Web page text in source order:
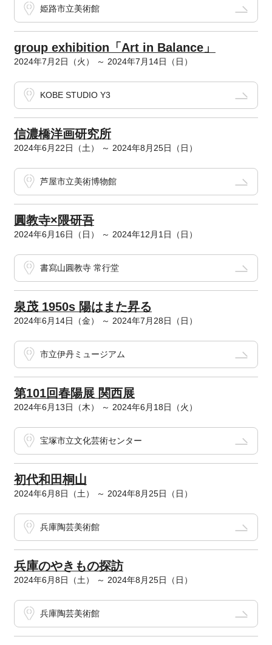
姫路市立美術館
group exhibition「Art in Balance」
2024年7月2日（火） ～ 2024年7月14日（日）
KOBE STUDIO Y3
信濃橋洋画研究所
2024年6月22日（土） ～ 2024年8月25日（日）
芦屋市立美術博物館
圓教寺×隈研吾
2024年6月16日（日） ～ 2024年12月1日（日）
書寫山圓教寺 常行堂
泉茂 1950s 陽はまた昇る
2024年6月14日（金） ～ 2024年7月28日（日）
市立伊丹ミュージアム
第101回春陽展 関西展
2024年6月13日（木） ～ 2024年6月18日（火）
宝塚市立文化芸術センター
初代和田桐山
2024年6月8日（土） ～ 2024年8月25日（日）
兵庫陶芸美術館
兵庫のやきもの探訪
2024年6月8日（土） ～ 2024年8月25日（日）
兵庫陶芸美術館